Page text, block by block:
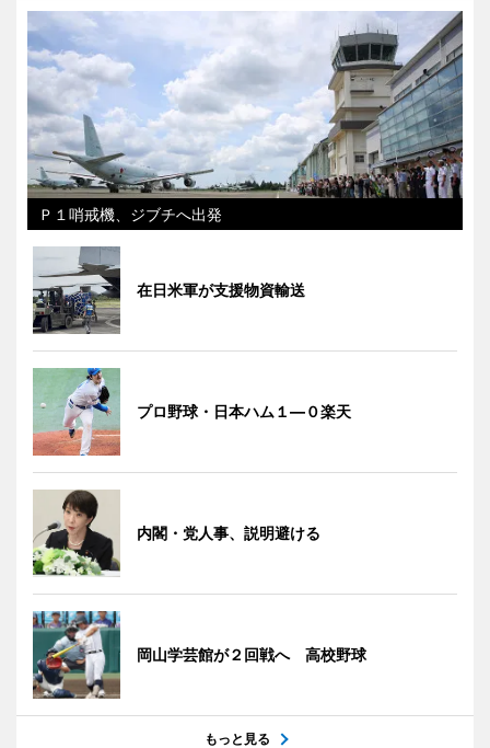
Ｐ１哨戒機、ジブチへ出発
在日米軍が支援物資輸送
プロ野球・日本ハム１―０楽天
内閣・党人事、説明避ける
岡山学芸館が２回戦へ 高校野球
もっと見る